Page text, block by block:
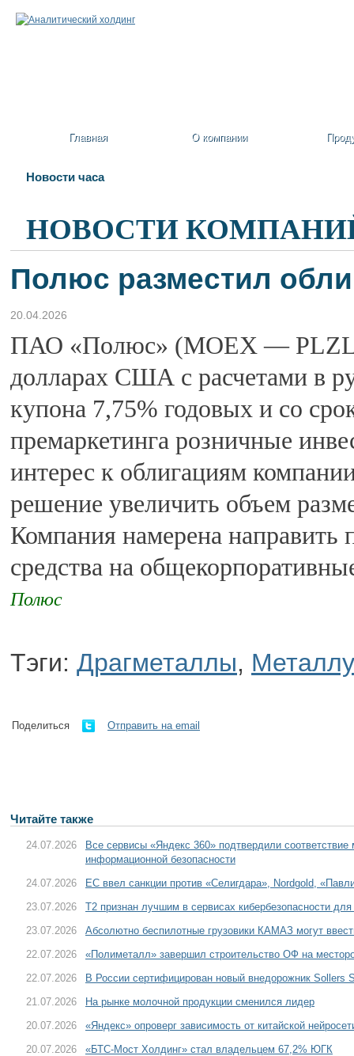
Главная О компании
Новости часа
НОВОСТИ
Полюс разместил
20.04.2026
ПАО «Полюс» (MOEX — PLZL)
долларах США с расчетами в
купона 7,75% годовых и со
премаркетинга розничные
интерес к облигациям
решение увеличить объем
Компания намерена направить
средства на
Полюс
Тэги: Драгметаллы,
Поделиться Отправить на email
Читайте также
24.07.2026
Все сервисы «Яндекс 360» подтвердили
информационной безопасности
24.07.2026
ЕС ввел санкции против «Селигдара», Nordgold,
23.07.2026
T2 признан лучшим в сервисах кибербезопасности
23.07.2026
Абсолютно беспилотные грузовики КАМАЗ могут
22.07.2026
«Полиметалл» завершил строительство ОФ на
22.07.2026
В России сертифицирован новый внедорожник Sollers
21.07.2026
На рынке молочной продукции сменился лидер
20.07.2026
«Яндекс» опроверг зависимость от китайской
20.07.2026
«БТС-Мост Холдинг» стал владельцем 67,2% ЮГК